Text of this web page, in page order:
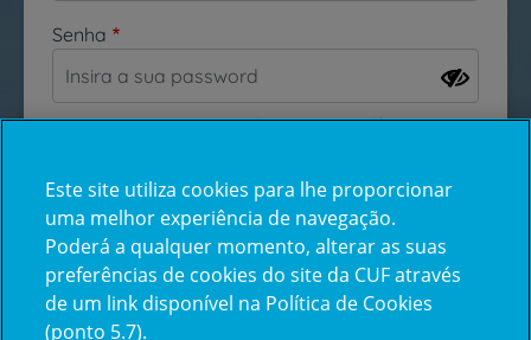
Senha
Esqueceu-se da sua password?
Inicie sessão com a Apple
Este site utiliza cookies para lhe proporcionar
uma melhor experiência de navegação.
Poderá a qualquer momento, alterar as suas
preferências de cookies do site da CUF através
de um link disponível na Política de Cookies
(ponto 5.7).